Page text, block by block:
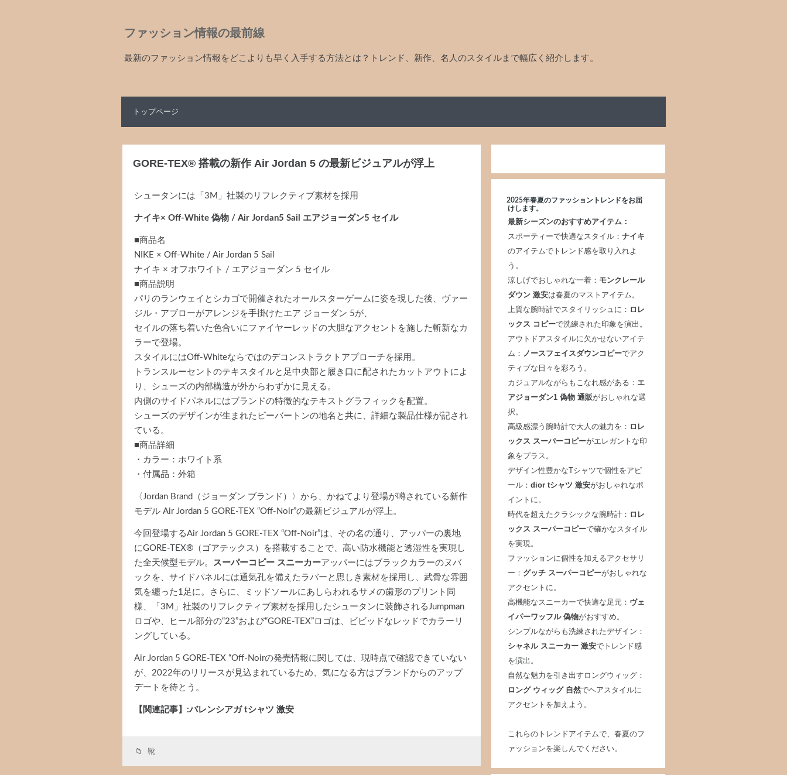
ファッション情報の最前線
最新のファッション情報をどこよりも早く入手する方法とは？トレンド、新作、名人のスタイルまで幅広く紹介します。
トップページ
GORE-TEX®︎ 搭載の新作 Air Jordan 5 の最新ビジュアルが浮上
シュータンには「3M」社製のリフレクティブ素材を採用
ナイキ× Off-White 偽物 / Air Jordan5 Sail エアジョーダン5 セイル
■商品名
NIKE × Off-White / Air Jordan 5 Sail
ナイキ × オフホワイト / エアジョーダン 5 セイル
■商品説明
パリのランウェイとシカゴで開催されたオールスターゲームに姿を現した後、ヴァー
ジル・アブローがアレンジを手掛けたエア ジョーダン 5が、
セイルの落ち着いた色合いにファイヤーレッドの大胆なアクセントを施した斬新なカ
ラーで登場。
スタイルにはOff-Whiteならではのデコンストラクトアプローチを採用。
トランスルーセントのテキスタイルと足中央部と履き口に配されたカットアウトによ
り、シューズの内部構造が外からわずかに見える。
内側のサイドパネルにはブランドの特徴的なテキストグラフィックを配置。
シューズのデザインが生まれたビーバートンの地名と共に、詳細な製品仕様が記され
ている。
■商品詳細
・カラー：ホワイト系
・付属品：外箱
〈Jordan Brand（ジョーダン ブランド）〉から、かねてより登場が噂されている新作
モデル Air Jordan 5 GORE-TEX “Off-Noir”の最新ビジュアルが浮上。
今回登場するAir Jordan 5 GORE-TEX “Off-Noir”は、その名の通り、アッパーの裏地
にGORE-TEX®︎（ゴアテックス）を搭載することで、高い防水機能と透湿性を実現し
た全天候型モデル。 スーパーコピー スニーカーアッパーにはブラックカラーのヌバ
ックを、サイドパネルには通気孔を備えたラバーと思しき素材を採用し、武骨な雰囲
気を纏った1足に。さらに、ミッドソールにあしらわれるサメの歯形のプリント同
様、「3M」社製のリフレクティブ素材を採用したシュータンに装飾されるJumpman
ロゴや、ヒール部分の“23”および“GORE-TEX”ロゴは、ビビッドなレッドでカラーリ
ングしている。
Air Jordan 5 GORE-TEX “Off-Noirの発売情報に関しては、現時点で確認できていない
が、2022年のリリースが見込まれているため、気になる方はブランドからのアップ
デートを待とう。
【関連記事】:バレンシアガ tシャツ 激安
靴
2025年春夏のファッショントレンドをお届
けします。
最新シーズンのおすすめアイテム：
スポーティーで快適なスタイル：ナイキ
のアイテムでトレンド感を取り入れよ
う。
涼しげでおしゃれな一着： モンクレール
ダウン 激安は春夏のマストアイテム。
上質な腕時計でスタイリッシュに： ロレ
ックス コピーで洗練された印象を演出。
アウトドアスタイルに欠かせないアイテ
ム： ノースフェイスダウンコピーでアク
ティブな日々を彩ろう。
カジュアルながらもこなれ感がある： エ
アジョーダン1 偽物 通販がおしゃれな選
択。
高級感漂う腕時計で大人の魅力を： ロレ
ックス スーパーコピーがエレガントな印
象をプラス。
デザイン性豊かなTシャツで個性をアピ
ール：dior tシャツ 激安がおしゃれなポ
イントに。
時代を超えたクラシックな腕時計： ロレ
ックス スーパーコピーで確かなスタイル
を実現。
ファッションに個性を加えるアクセサリ
ー： グッチ スーパーコピーがおしゃれな
アクセントに。
高機能なスニーカーで快適な足元： ヴェ
イパーワッフル 偽物がおすすめ。
シンプルながらも洗練されたデザイン：
シャネル スニーカー 激安でトレンド感
を演出。
自然な魅力を引き出すロングウィッグ：
ロング ウィッグ 自然でヘアスタイルに
アクセントを加えよう。
これらのトレンドアイテムで、春夏のフ
ァッションを楽しんでください。